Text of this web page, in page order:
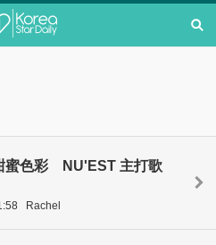
蜜色彩 NU'EST 主打歌
Rachel